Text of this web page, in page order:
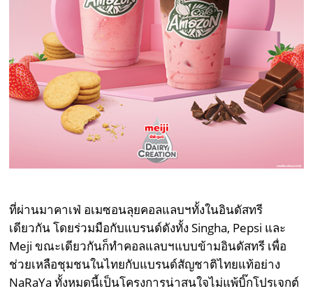
ที่ผ่านมาคาเฟ่ อเมซอนลุยคอลแลบฯทั้งในอินดัสทรี
เดียวกัน โดยร่วมมือกับแบรนด์ดังทั้ง Singha, Pepsi และ
Meji ขณะเดียวกันก็ทำคอลแลบฯแบบข้ามอินดัสทรี เพื่อ
ช่วยเหลือชุมชนในไทยกับแบรนด์สัญชาติไทยแท้อย่าง
NaRaYa ทั้งหมดนี้เป็นโครงการน่าสนใจไม่แพ้บิ๊กโปรเจกต์